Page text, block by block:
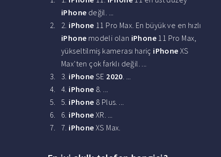
iPhone değil. ...
2. iPhone 11 Pro Max. En büyük ve en hızlı
iPhone modeli olan iPhone 11 Pro Max,
yükseltilmiş kamerası hariç iPhone XS
Max'ten çok farklı değil. ...
3. iPhone SE 2020. ...
4. iPhone 8. ...
5. iPhone 8 Plus. ...
6. iPhone XR. ...
7. iPhone XS Max.